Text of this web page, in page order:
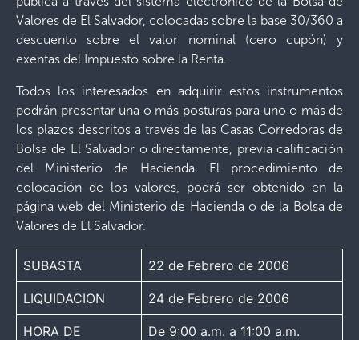
Valores de El Salvador, colocadas sobre la base 30/360 a
descuento sobre el valor nominal (cero cupón) y
exentas del Impuesto sobre la Renta.
Todos los interesados en adquirir estos instrumentos
podrán presentar una o más posturas para uno o más de
los plazos descritos a través de las Casas Corredoras de
Bolsa de El Salvador o directamente, previa calificación
del Ministerio de Hacienda. El procedimiento de
colocación de los valores, podrá ser obtenido en la
página web del Ministerio de Hacienda o de la Bolsa de
Valores de El Salvador.
SUBASTA 22 de Febrero de 2006
LIQUIDACION 24 de Febrero de 2006
HORA DE
De 9:00 a.m. a 11:00 a.m.